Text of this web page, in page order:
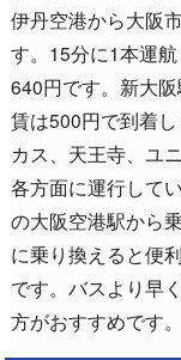
伊丹空港から大阪
す。15分に1本運
640円です。新大
賃は500円で到着
カス、天王寺、ユ
各方面に運行して
の大阪空港駅から
に乗り換えると便
です。バスより早
方がおすすめです。